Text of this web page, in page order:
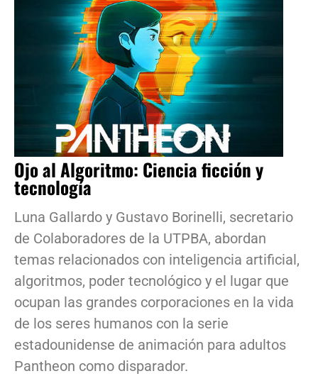
Ojo al Algoritmo: Ciencia ficción y
tecnología
Luna Gallardo y Gustavo Borinelli, secretario
de Colaboradores de la UTPBA, abordan
temas relacionados con inteligencia artificial,
algoritmos, poder tecnológico y el lugar que
ocupan las grandes corporaciones en la vida
de los seres humanos con la serie
estadounidense de animación para adultos
Pantheon como disparador.